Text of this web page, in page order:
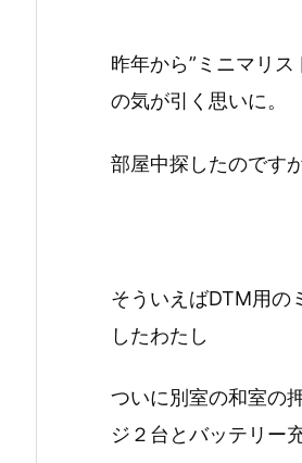
昨年から”ミニマリ
の気が引く思いに。
部屋中探したのです
そういえばDTM用の
したわたし
ついに別室の和室の
ジ２台とバッテリー